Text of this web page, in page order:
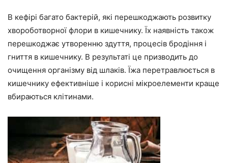
В кефірі багато бактерій, які перешкоджають розвитку
хвороботворної флори в кишечнику. Їх наявність також
перешкоджає утворенню здуття, процесів бродіння і
гниття в кишечнику. В результаті це призводить до
очищення організму від шлаків. Їжа перетравлюється в
кишечнику ефективніше і корисні мікроелементи краще
вбираються клітинами.